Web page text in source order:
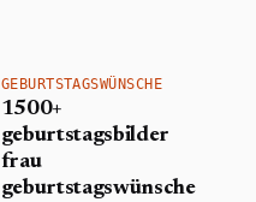
GEBURTSTAGSWÜNSCHE
1500+
geburtstagsbilder
frau
geburtstagswünsche